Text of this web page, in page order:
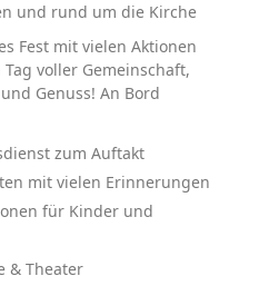
und rund um die Kirche
Fest mit vielen Aktionen
voller Gemeinschaft,
Genuss! An Bord
zum Auftakt
mit vielen Erinnerungen
für Kinder und
& Theater